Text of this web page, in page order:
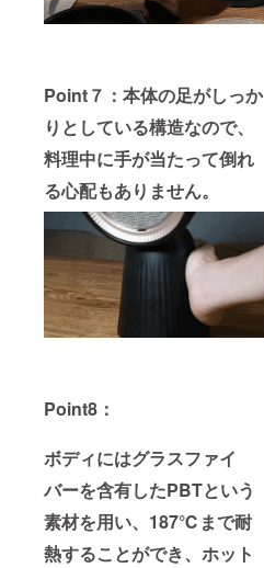
Point７：本体の足がしっか
りとしている構造なので、
料理中に手が当たって倒れ
る心配もありません。
Point8：
ボディにはグラスファイ
バーを含有したPBTという
素材を用い、187℃まで耐
熱することができ、ホット